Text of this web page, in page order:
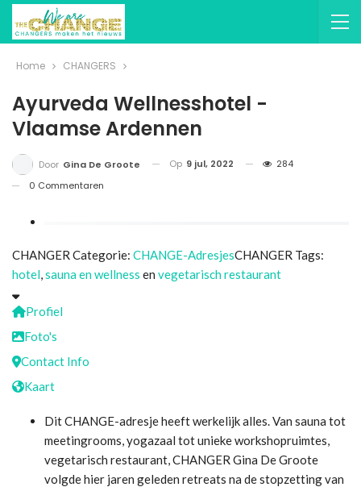
Home CHANGERS
Ayurveda Wellnesshotel -
Vlaamse Ardennen
Door Gina De Groote Op 9 jul, 2022
284
0 Commentaren
CHANGER Categorie: CHANGE-AdresjesCHANGER Tags:
hotel,sauna en wellness en vegetarisch restaurant
Profiel
Foto's
Contact Info
Kaart
Dit CHANGE-adresje heeft werkelijk alles. Van sauna tot
meetingrooms, yogazaal tot unieke workshopruimtes,
vegetarisch restaurant, CHANGER Gina De Groote
volgde hier jaren geleden retreats na de stopzetting van